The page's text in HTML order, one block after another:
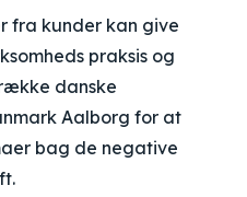
fra kunder kan give
praksis og
danske
Aalborg for at
bag de negative